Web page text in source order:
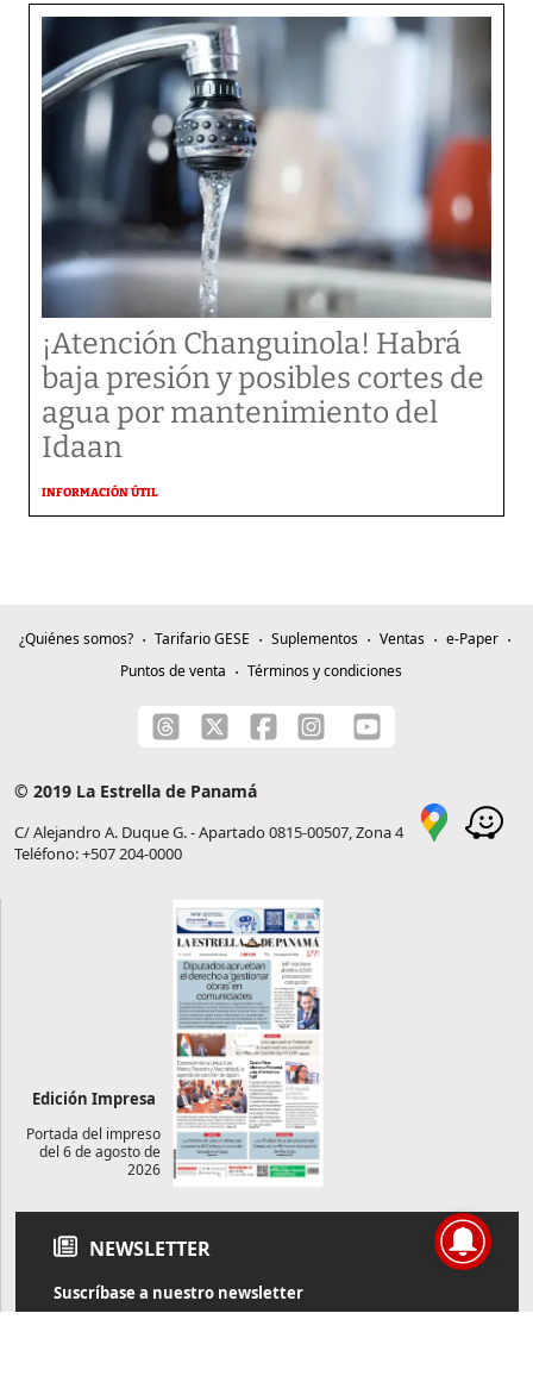
¡Atención Changuinola! Habrá
baja presión y posibles cortes de
agua por mantenimiento del
Idaan
INFORMACIÓN ÚTIL
¿Quiénes somos? Tarifario GESE Suplementos Ventas
e-Paper
Puntos de venta
Términos y condiciones
© 2019 La Estrella de Panamá
C/ Alejandro A. Duque G. - Apartado 0815-00507, Zona 4
Teléfono: +507 204-0000
Edición Impresa
Portada del impreso
del 6 de agosto de
2026
NEWSLETTER
Suscríbase a nuestro newsletter
Reciba diariamente información de actualidad directamente en